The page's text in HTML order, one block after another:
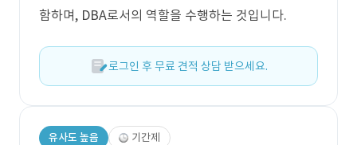
함하며, DBA로서의 역할을 수행하는 것입니다.
로그인 후 무료 견적 상담 받으세요.
유사도 높음 기간제